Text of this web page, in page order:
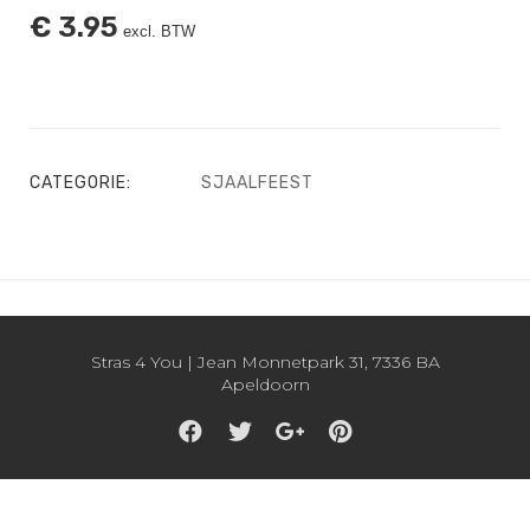
€ 3.95 excl. BTW
CATEGORIE: SJAALFEEST
Stras 4 You | Jean Monnetpark 31, 7336 BA
Apeldoorn